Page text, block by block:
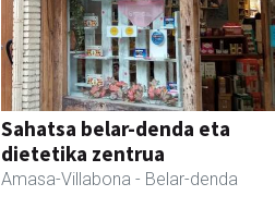
Sahatsa belar-denda eta
dietetika zentrua
Amasa-Villabona - Belar-denda